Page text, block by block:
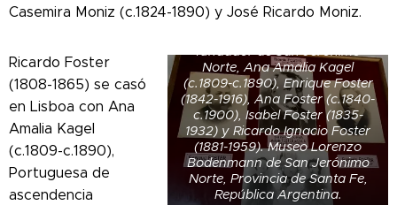
Casemira Moniz (c.1824-1890) y José Ricardo Moniz.
fundador de San Jerónimo
Norte, Ana Amalia Kagel
(c.1809-c.1890), Enrique Foster
(1842-1916), Ana Foster (c.1840-
c.1900), Isabel Foster (1835-
1932) y Ricardo Ignacio Foster
(1881-1959). Museo Lorenzo
Bodenmann de San Jerónimo
Norte, Provincia de Santa Fe,
República Argentina.
Ricardo Foster
(1808-1865) se casó
en Lisboa con Ana
Amalia Kagel
(c.1809-c.1890),
Portuguesa de
ascendencia